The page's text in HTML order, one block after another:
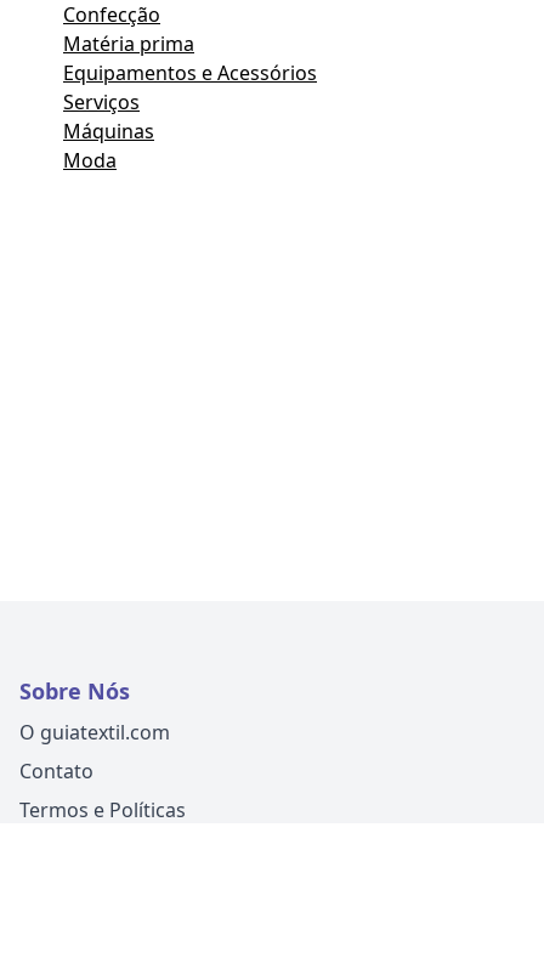
Confecção
Matéria prima
Equipamentos e Acessórios
Serviços
Máquinas
Moda
Sobre Nós
O guiatextil.com
Contato
Termos e Políticas